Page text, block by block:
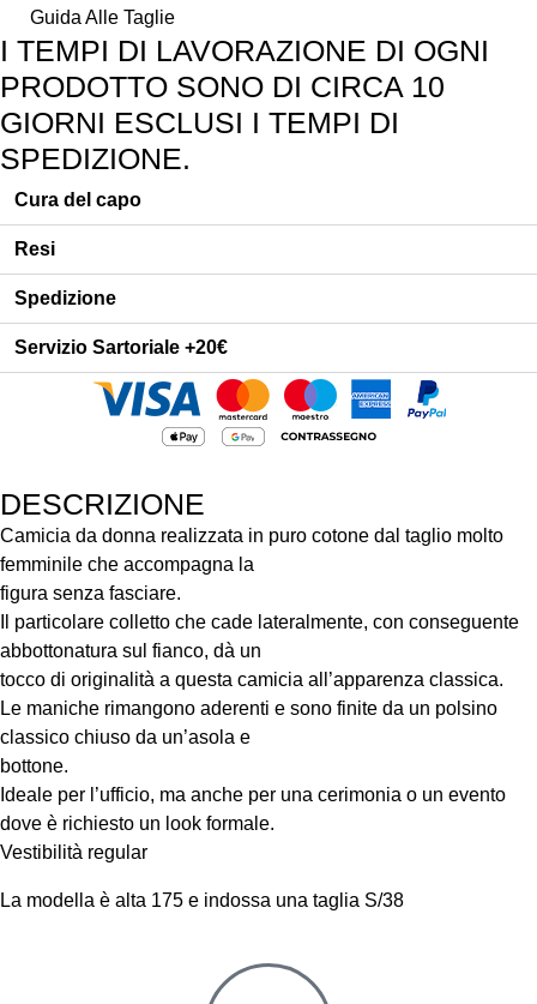
Guida Alle Taglie
I TEMPI DI LAVORAZIONE DI OGNI
PRODOTTO SONO DI CIRCA 10
GIORNI ESCLUSI I TEMPI DI
SPEDIZIONE.
Cura del capo
Resi
Spedizione
Servizio Sartoriale +20€
DESCRIZIONE
Camicia da donna realizzata in puro cotone dal taglio molto
femminile che accompagna la
figura senza fasciare.
Il particolare colletto che cade lateralmente, con conseguente
abbottonatura sul fianco, dà un
tocco di originalità a questa camicia all’apparenza classica.
Le maniche rimangono aderenti e sono finite da un polsino
classico chiuso da un’asola e
bottone.
Ideale per l’ufficio, ma anche per una cerimonia o un evento
dove è richiesto un look formale.
Vestibilità regular
La modella è alta 175 e indossa una taglia S/38